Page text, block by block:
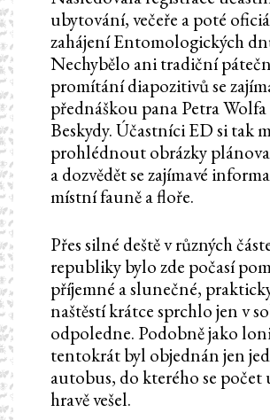
ubytování, večeře a poté
zahájení Entomologických
Nechybělo ani tradiční
promítání diapozitivů se
přednáškou pana Petra
Beskydy. Účastníci ED si tak
prohlédnout obrázky
a dozvědět se zajímavé
místní fauně a floře.
Přes silné deště v různých
republiky bylo zde počasí
příjemné a slunečné,
naštěstí krátce sprchlo jen v
odpoledne. Podobně jako
tentokrát byl objednán jen
autobus, do kterého se počet
hravě vešel.